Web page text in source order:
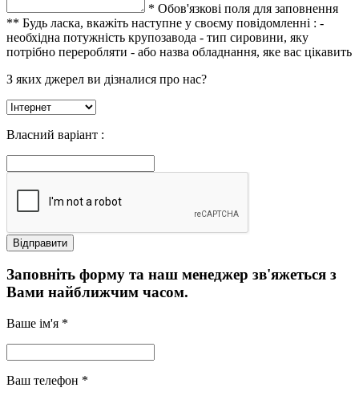
* Обов'язкові поля для заповнення
** Будь ласка, вкажіть наступне у своєму повідомленні : -
необхідна потужність крупозавода - тип сировини, яку
потрібно переробляти - або назва обладнання, яке вас цікавить
З яких джерел ви дізналися про нас?
Власний варіант :
Заповніть форму та наш менеджер зв'яжеться з
Вами найближчим часом.
Ваше ім'я *
Ваш телефон *